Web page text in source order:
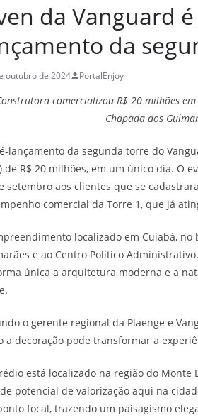
da Vanguard
da
outubro de 2024 PortalEnjoy
comercializou R$ 20 milhões
Chapada dos
lançamento da segunda torre do
de R$ 20 milhões, em um único dia. O
setembro aos clientes que se
comercial da Torre 1, que já
localizado em Cuiabá,
e ao Centro Político
única a arquitetura moderna e a
o gerente regional da Plaenge e
a decoração pode transformar a
está localizado na região do
potencial de valorização aqui na
focal, trazendo um paisagismo